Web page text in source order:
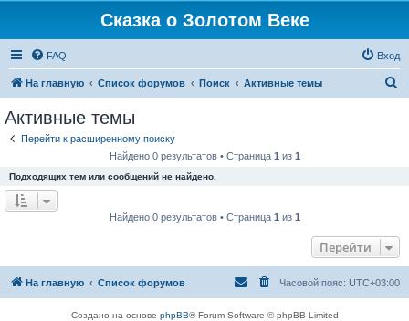
Сказка о Золотом Веке
FAQ Вход
На главную Список форумов Поиск Активные темы
Активные темы
Перейти к расширенному поиску
Найдено 0 результатов • Страница 1 из 1
Подходящих тем или сообщений не найдено.
Найдено 0 результатов • Страница 1 из 1
Перейти
На главную Список форумов Часовой пояс: UTC+03:00
Создано на основе phpBB® Forum Software © phpBB Limited